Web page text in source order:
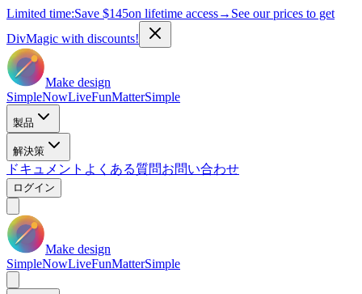
Limited time:Save $145on lifetime access→ See our prices to get
DivMagic with discounts!
Make design
SimpleNowLiveFunMatterSimple
製品
解決策
ドキュメント よくある質問お問い合わせ
ログイン
Make design
SimpleNowLiveFunMatterSimple